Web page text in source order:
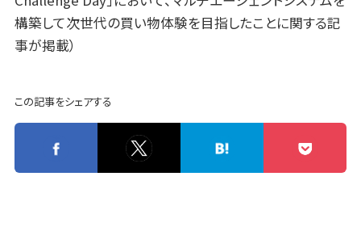
構築して次世代の買い物体験を目指したことに関する記
事が掲載）
この記事をシェアする